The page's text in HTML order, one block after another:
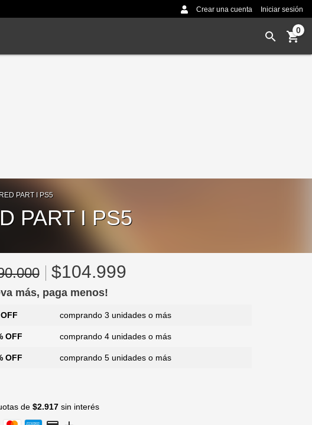
Crear una cuenta Iniciar sesión
0
PART I PS5
PART I PS5
$104.999
más, paga menos!
comprando 3 unidades o más
OFF comprando 4 unidades o más
OFF comprando 5 unidades o más
de $2.917sin interés